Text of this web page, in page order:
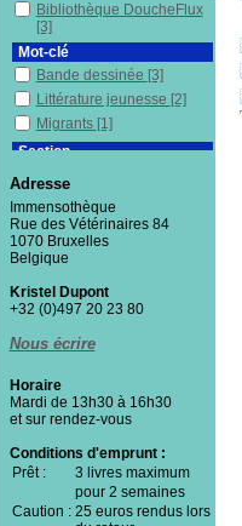
Bibliothèque DoucheFlux
[3]
Mot-clé
Bande dessinée [3]
Littérature jeunesse [2]
Migrants [1]
Section
Fictions
Adresse
Immensothèque
Rue des Vétérinaires 84
1070 Bruxelles
Belgique
Kristel Dupont
+32 (0)497 20 23 80
Nous écrire
Horaire
Mardi de 13h30 à 16h30
et sur rendez-vous
Conditions d'emprunt :
Prêt :
3 livres maximum
pour 2 semaines
Caution : 25 euros rendus lors